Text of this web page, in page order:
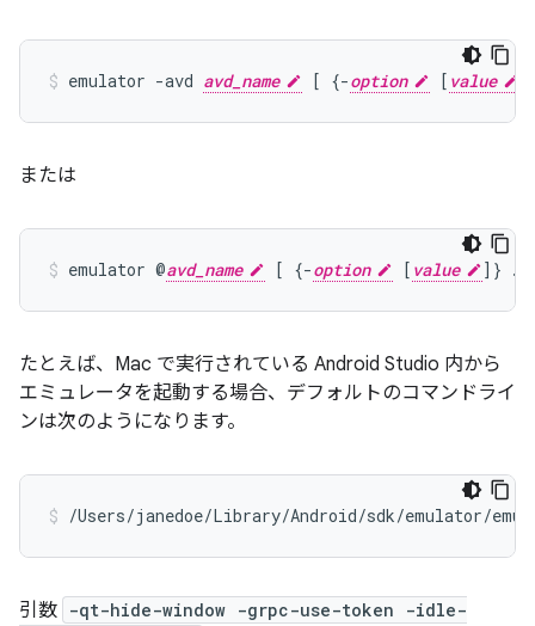
emulator -avd avd_name [ {-option [ value
または
emulator @avd_name [ {-option [ value
たとえば、Mac で実行されている Android Studio 内から
エミュレータを起動する場合、デフォルトのコマンドライ
ンは次のようになります。
/Users/janedoe/Library/Android/sdk/emulator/
引数 -qt-hide-window -grpc-use-token -idle-